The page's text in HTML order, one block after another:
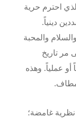
احترم حرية
دينياً.
والمحبة
مر تاريخ
عملياً. وهذه
.
نظرية غامضة؛